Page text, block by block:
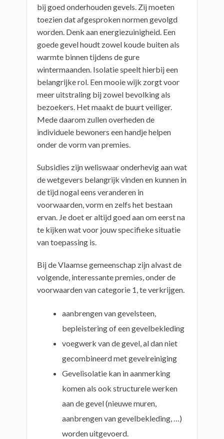
bij goed onderhouden gevels. Zij moeten
toezien dat afgesproken normen gevolgd
worden. Denk aan energiezuinigheid. Een
goede gevel houdt zowel koude buiten als
warmte binnen tijdens de gure
wintermaanden. Isolatie speelt hierbij een
belangrijke rol. Een mooie wijk zorgt voor
meer uitstraling bij zowel bevolking als
bezoekers. Het maakt de buurt veiliger.
Mede daarom zullen overheden de
individuele bewoners een handje helpen
onder de vorm van premies.
Subsidies zijn weliswaar onderhevig aan wat
de wetgevers belangrijk vinden en kunnen in
de tijd nogal eens veranderen in
voorwaarden, vorm en zelfs het bestaan
ervan. Je doet er altijd goed aan om eerst na
te kijken wat voor jouw specifieke situatie
van toepassing is.
Bij de Vlaamse gemeenschap zijn alvast de
volgende, interessante premies, onder de
voorwaarden van categorie 1, te verkrijgen.
aanbrengen van gevelsteen,
bepleistering of een gevelbekleding
voegwerk van de gevel, al dan niet
gecombineerd met gevelreiniging
Gevelisolatie kan in aanmerking
komen als ook structurele werken
aan de gevel (nieuwe muren,
aanbrengen van gevelbekleding, …)
worden uitgevoerd.